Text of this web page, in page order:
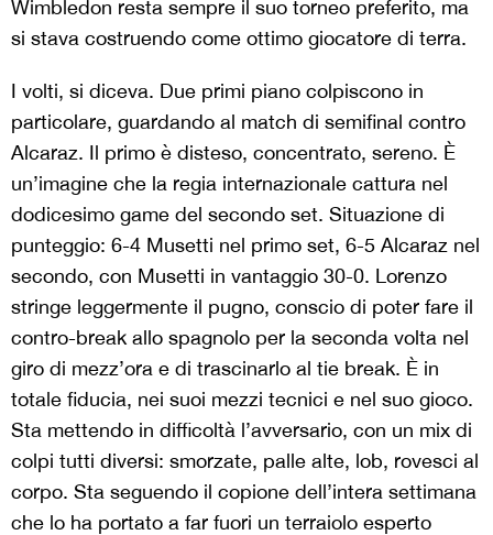
Wimbledon resta sempre il suo torneo preferito, ma
si stava costruendo come ottimo giocatore di terra.
I volti, si diceva. Due primi piano colpiscono in
particolare, guardando al match di semifinal contro
Alcaraz. Il primo è disteso, concentrato, sereno. È
un’imagine che la regia internazionale cattura nel
dodicesimo game del secondo set. Situazione di
punteggio: 6-4 Musetti nel primo set, 6-5 Alcaraz nel
secondo, con Musetti in vantaggio 30-0. Lorenzo
stringe leggermente il pugno, conscio di poter fare il
contro-break allo spagnolo per la seconda volta nel
giro di mezz’ora e di trascinarlo al tie break. È in
totale fiducia, nei suoi mezzi tecnici e nel suo gioco.
Sta mettendo in difficoltà l’avversario, con un mix di
colpi tutti diversi: smorzate, palle alte, lob, rovesci al
corpo. Sta seguendo il copione dell’intera settimana
che lo ha portato a far fuori un terraiolo esperto